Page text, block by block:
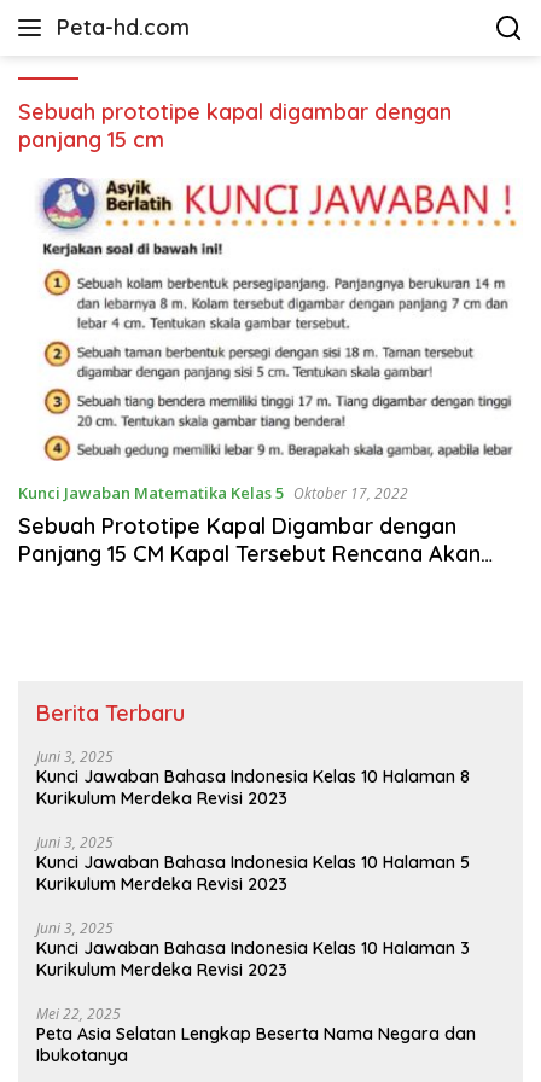
Peta-hd.com
Kumpulan
HD
Sebuah prototipe kapal digambar dengan
panjang 15 cm
Kunci Jawaban Matematika Kelas 5 Oktober 17, 2022
Sebuah Prototipe Kapal Digambar dengan
Panjang 15 CM Kapal Tersebut Rencana Akan
Berita Terbaru
Juni 3, 2025
Kunci Jawaban Bahasa Indonesia Kelas 10 Halaman 8
Kurikulum Merdeka Revisi 2023
Juni 3, 2025
Kunci Jawaban Bahasa Indonesia Kelas 10 Halaman 5
Kurikulum Merdeka Revisi 2023
Juni 3, 2025
Kunci Jawaban Bahasa Indonesia Kelas 10 Halaman 3
Kurikulum Merdeka Revisi 2023
Mei 22, 2025
Peta Asia Selatan Lengkap Beserta Nama Negara dan
Ibukotanya